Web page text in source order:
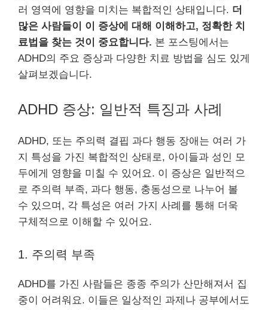
러 영역에 영향을 미치는 복합적인 상태입니다. 더
많은 사람들이 이 증상에 대해 이해하고, 정확한 치
료법을 찾는 것이 중요합니다. 본 포스팅에서는
ADHD의 주요 증상과 다양한 치료 방법을 심도 있게
살펴보겠습니다.
ADHD 증상: 일반적 특징과 사례
ADHD, 또는 주의력 결핍 과다 행동 장애는 여러 가
지 특성을 가진 복합적인 상태로, 아이들과 성인 모
두에게 영향을 미칠 수 있어요. 이 증상은 일반적으
로 주의력 부족, 과다 행동, 충동성으로 나누어 볼
수 있으며, 각 특성은 여러 가지 사례를 통해 더욱
구체적으로 이해할 수 있어요.
1. 주의력 부족
ADHD를 가진 사람들은 종종 주의가 산만해져서 집
중이 어려워요. 이들은 일상적인 과제나 공부에서도